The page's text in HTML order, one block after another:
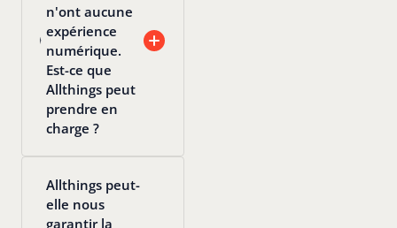
n'ont aucune
expérience
numérique.
Est-ce que
Allthings peut
prendre en
charge ?
Allthings peut-
elle nous
garantir la